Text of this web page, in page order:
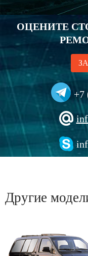
ОЦЕНИТЕ
+7
Другие